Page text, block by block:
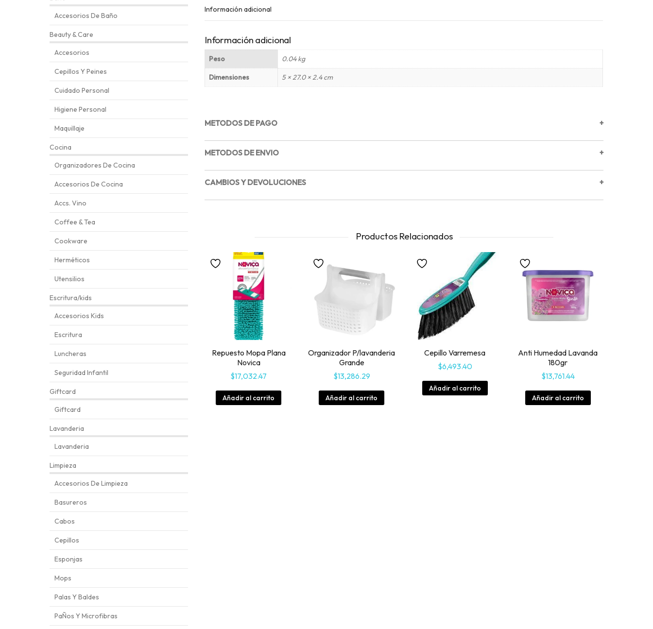
Información adicional
Información adicional
Peso 0.04 kg
Dimensiones 5 × 27.0 × 2.4 cm
METODOS DE PAGO +
METODOS DE ENVIO +
CAMBIOS Y DEVOLUCIONES +
Productos Relacionados
Repuesto Mopa Plana
Novica
$17,032.47
Añadir al carrito
Organizador P/lavanderia
Grande
$13,286.29
Añadir al carrito
Cepillo Varremesa
$6,493.40
Añadir al carrito
Anti Humedad Lavanda
180gr
$13,761.44
Añadir al carrito
Accesorios De Baño
Beauty & Care
Accesorios
Cepillos Y Peines
Cuidado Personal
Higiene Personal
Maquillaje
Cocina
Organizadores De Cocina
Accesorios De Cocina
Accs. Vino
Coffee & Tea
Cookware
Herméticos
Utensilios
Escritura/kids
Accesorios Kids
Escritura
Luncheras
Seguridad Infantil
Giftcard
Giftcard
Lavanderia
Lavanderia
Limpieza
Accesorios De Limpieza
Basureros
Cabos
Cepillos
Esponjas
Mops
Palas Y Baldes
PaÑos Y Microfibras